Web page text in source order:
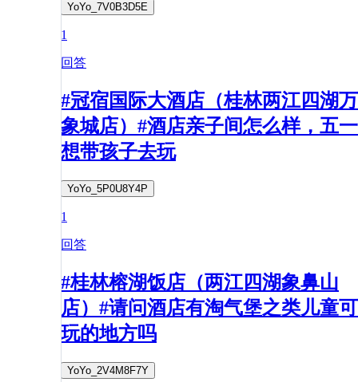
YoYo_7V0B3D5E
1
回答
#冠宿国际大酒店（桂林两江四湖万
象城店）#酒店亲子间怎么样，五一
想带孩子去玩
YoYo_5P0U8Y4P
1
回答
#桂林榕湖饭店（两江四湖象鼻山
店）#请问酒店有淘气堡之类儿童可
玩的地方吗
YoYo_2V4M8F7Y